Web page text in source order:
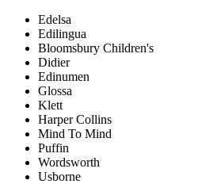
Edelsa
Edilingua
Bloomsbury Children's
Didier
Edinumen
Glossa
Klett
Harper Collins
Mind To Mind
Puffin
Wordsworth
Usborne